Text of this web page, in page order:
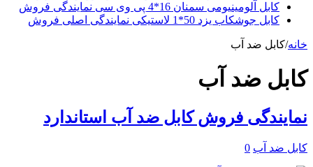
کابل آلومینیومی سمنان 16*4 پی وی سی نمایندگی فروش
کابل جوشکاب یزد 50*1 لاستیکی نمایندگی اصلی فروش
خانه/کابل ضد آب
کابل ضد آب
نمایندگی فروش کابل ضد آب استاندارد
کابل ضد آب 0